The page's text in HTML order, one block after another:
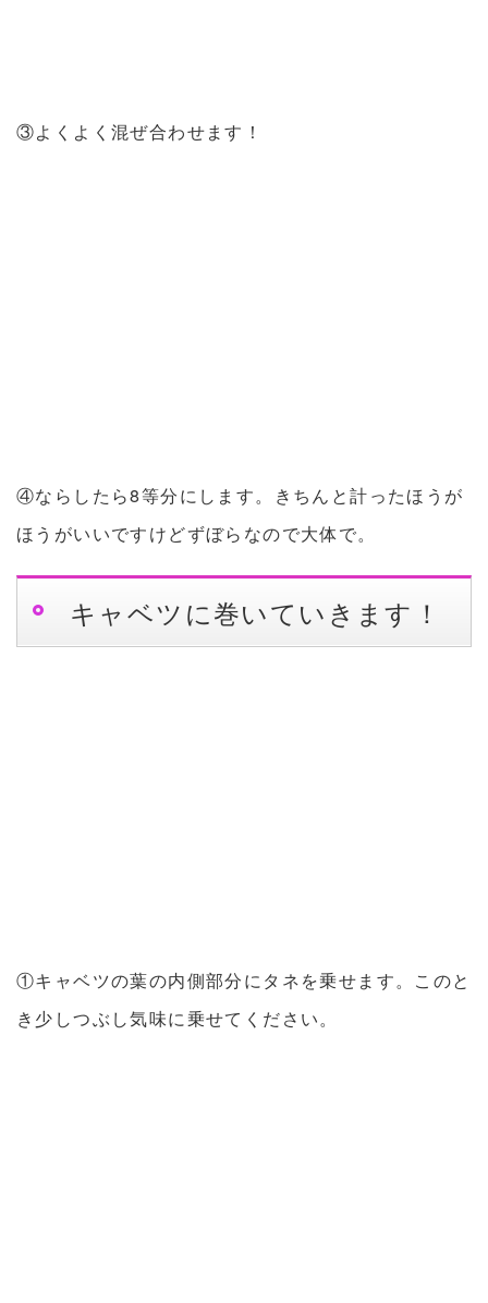
③よくよく混ぜ合わせます！
④ならしたら8等分にします。きちんと計ったほうが
ほうがいいですけどずぼらなので大体で。
キャベツに巻いていきます！
①キャベツの葉の内側部分にタネを乗せます。このと
き少しつぶし気味に乗せてください。